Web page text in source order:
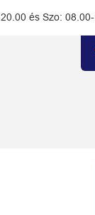
és Szo: